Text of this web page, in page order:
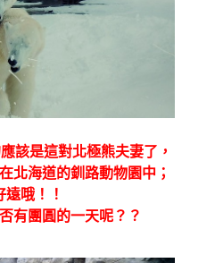
該是這對北極熊夫妻了，
北海道的釧路動物園中；
遠哦！！
有團圓的一天呢？？